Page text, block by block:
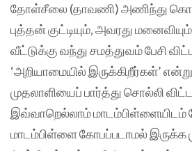
தோள்சீலை (தாவணி) அணிந்து
புத்தன் குட்டியும், அவரது
வீட்டுக்கு வந்து சமத்துவம் பேசி
‘அறியாமையில் இருக்கிறீர்கள்’
முதலாளியைப் பார்த்து சொல்லி
இவ்வாறெல்லாம் மாடம்பிள்ளையிடம்
மாடம்பிள்ளை கோபப்படாமல் இருக்க